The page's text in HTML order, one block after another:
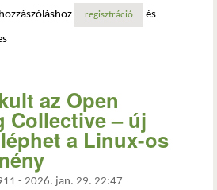
a muri! több laptopot támogat a gaming
regisztráció és
az Open
Collective – új
a Linux-os
- 2026. jan. 29. 22:47